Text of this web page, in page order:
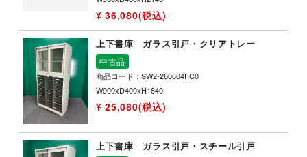
¥ 36,080(税込)
上下書庫 ガラス引戸・クリアトレー
中古品
商品コード：SW2-260604FC0
W900xD400xH1840
¥ 25,080(税込)
上下書庫 ガラス引戸・スチール引戸